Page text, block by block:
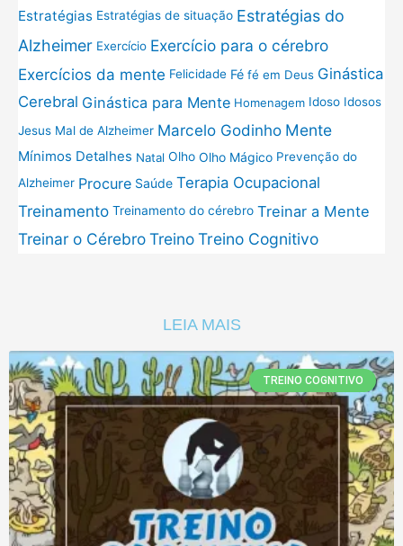
Estratégias Estratégias de situação Estratégias do
Alzheimer Exercício Exercício para o cérebro
Exercícios da mente Felicidade Fé fé em Deus Ginástica
Cerebral Ginástica para Mente Homenagem Idoso Idosos
Jesus Mal de Alzheimer Marcelo Godinho Mente
Mínimos Detalhes Natal Olho Olho Mágico Prevenção do
Alzheimer Procure Saúde Terapia Ocupacional
Treinamento Treinamento do cérebro Treinar a Mente
Treinar o CérebroTreinoTreino Cognitivo
LEIA MAIS
TREINO COGNITIVO